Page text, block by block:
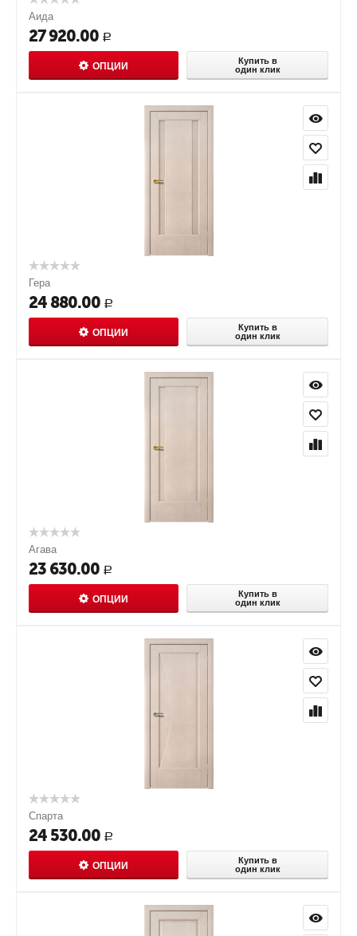
Аида
27 920.00 Р
ОПЦИИ
Купить в
один клик
Гера
24 880.00 Р
ОПЦИИ
Купить в
один клик
Агава
23 630.00 Р
ОПЦИИ
Купить в
один клик
Спарта
24 530.00 Р
ОПЦИИ
Купить в
один клик